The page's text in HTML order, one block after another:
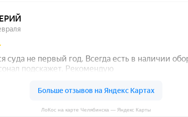
ЛоКос на карте Челябинска — Яндекс Карты